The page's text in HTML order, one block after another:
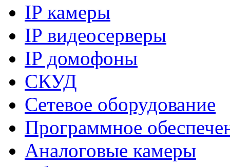
IP камеры
IP видеосерверы
IP домофоны
СКУД
Сетевое оборудование
Программное
Аналоговые камеры